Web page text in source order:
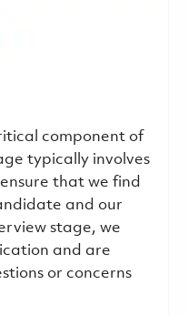
component of
typically involves
that we find
and our
stage, we
and are
or concerns